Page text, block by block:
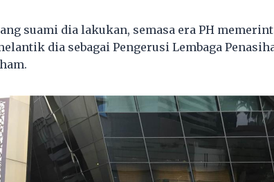
suami dia lakukan, semasa era PH
dia sebagai Pengerusi Lembaga